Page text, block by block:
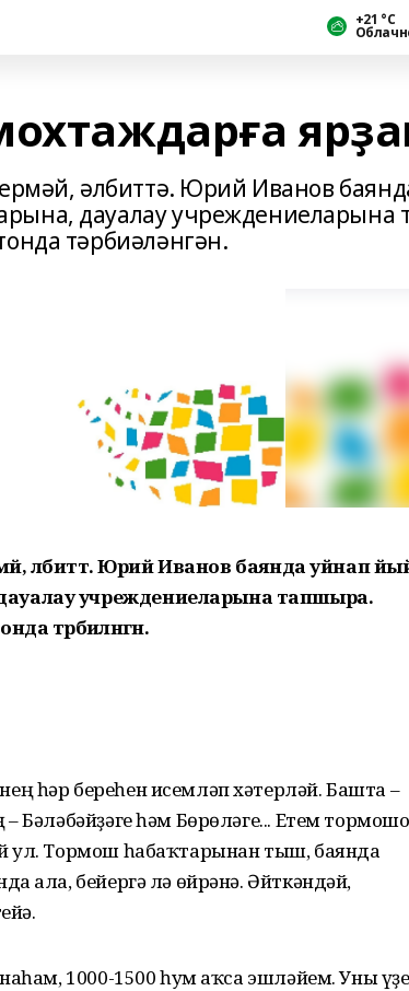
+21 °С
әлбиттә. Юрий Иванов
дауалау
тәрбиәләнгән.
әлбиттә. Юрий Иванов баянда уйнап
учреждениеларына тапшыра.
тәрбиәләнгән.
һәр береһен исемләп хәтерләй. Башта –
Бәләбәйҙәге һәм Бөрөләге... Етем
ул. Тормош һабаҡтарынан тыш, баянда
ала, бейергә лә өйрәнә. Әйткәндәй,
1000-1500 һум аҡса эшләйем. Уны